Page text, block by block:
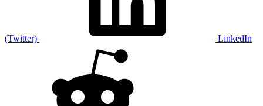
(Twitter) LinkedIn